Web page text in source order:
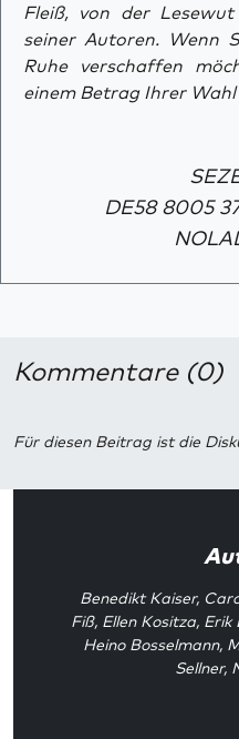
Fleiß, von der
seiner Autoren. Wenn
Ruhe verschaffen
einem Betrag Ihrer
DE58 8005
Kommentare (0)
Für diesen Beitrag ist die
Benedikt Kaiser,
Fiß, Ellen Kositza, Erik
Heino Bosselmann,
Sellner,